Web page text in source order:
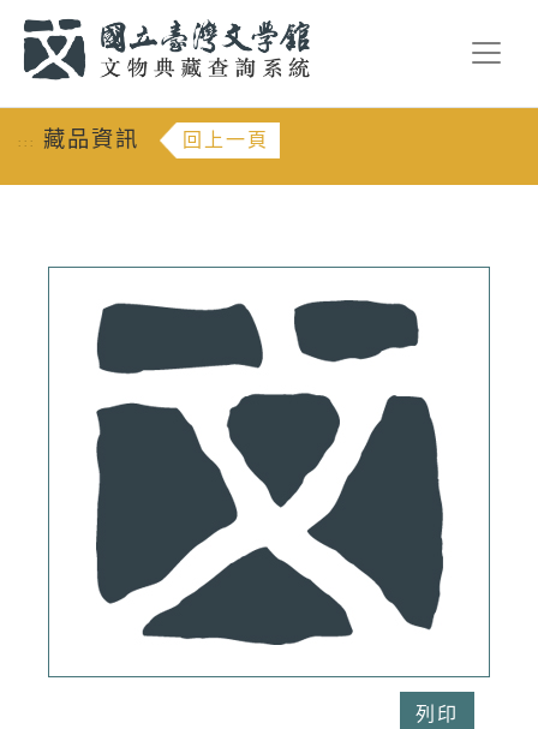
::: 藏品資訊 回上一頁
列印